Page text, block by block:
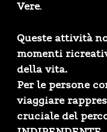
Vere.
Queste attività
momenti
della vita.
Per le persone
viaggiare
cruciale del